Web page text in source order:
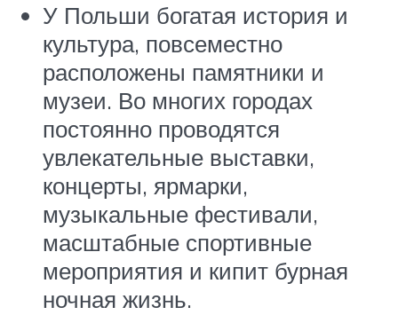
У Польши богатая история и
культура, повсеместно
расположены памятники и
музеи. Во многих городах
постоянно проводятся
увлекательные выставки,
концерты, ярмарки,
музыкальные фестивали,
масштабные спортивные
мероприятия и кипит бурная
ночная жизнь.